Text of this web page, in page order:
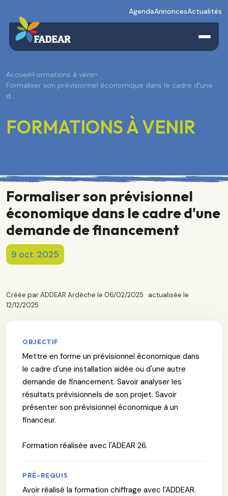
AgendaAnnoncesActualités
Accueil›Formations à venir›
Formaliser son prévisionnel économique dans le cadre d'une
d…
FORMATIONS À VENIR
Formaliser son prévisionnel
économique dans le cadre d'une
demande de financement
9 oct. 2025
Créée par ADDEAR Ardèche le 06/02/2025 · actualisée le
12/12/2025
OBJECTIF
Mettre en forme un prévisionnel économique dans
le cadre d'une installation aidée ou d'une autre
demande de financement. Savoir analyser les
résultats prévisionnels de son projet. Savoir
présenter son prévisionnel économique à un
financeur.
Formation réalisée avec l'ADEAR 26.
PRÉ-REQUIS
Avoir réalisé la formation chiffrage avec l'ADDEAR.